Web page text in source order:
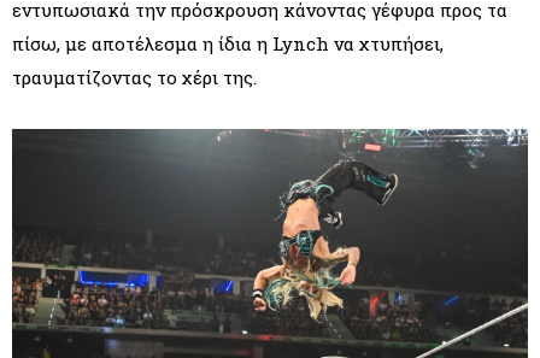
εντυπωσιακά την πρόσκρουση κάνοντας γέφυρα προς τα
πίσω, με αποτέλεσμα η ίδια η Lynch να χτυπήσει,
τραυματίζοντας το χέρι της.